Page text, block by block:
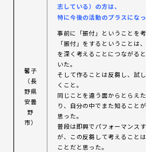
馨子
（長
野県
安曇
野
市）
志している）の方は、
特に今後の活動のプラスになっ
事前に「振付」ということを考
「振付」をするということは
を深く考えることにつながる
いた。
そして作ることは反芻し、試
くこと。
同じことを違う面からとらえ
り、自分の中でまた知ること
思った。
普段は即興でパフォーマンス
が、この反芻して考えること
ことだと思った。